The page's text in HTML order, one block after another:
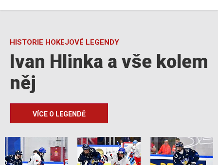
HISTORIE HOKEJOVÉ LEGENDY
Ivan Hlinka a vše kolem
něj
VÍCE O LEGENDĚ